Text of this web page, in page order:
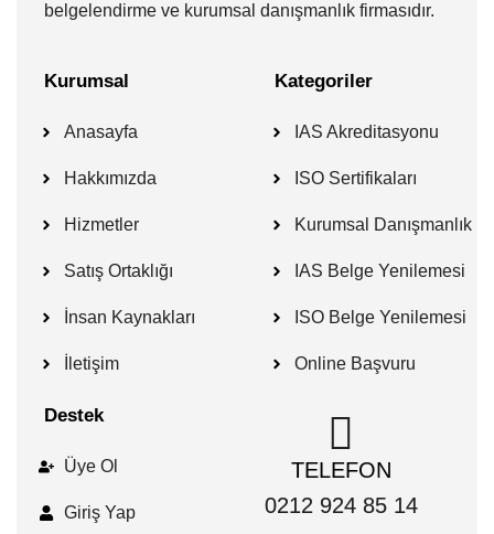
belgelendirme ve kurumsal danışmanlık firmasıdır.
Kurumsal
Anasayfa
Hakkımızda
Hizmetler
Satış Ortaklığı
İnsan Kaynakları
İletişim
Kategoriler
IAS Akreditasyonu
ISO Sertifikaları
Kurumsal Danışmanlık
IAS Belge Yenilemesi
ISO Belge Yenilemesi
Online Başvuru
Destek
Üye Ol
Giriş Yap
TELEFON
0212 924 85 14